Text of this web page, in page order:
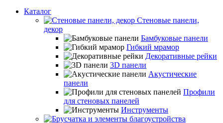
Каталог
Стеновые панели,
декор
Бамбуковые панели
Гибкий мрамор
Декоративные рейки
3D панели
Акустические
панели
Профили
для стеновых панелей
Инструменты